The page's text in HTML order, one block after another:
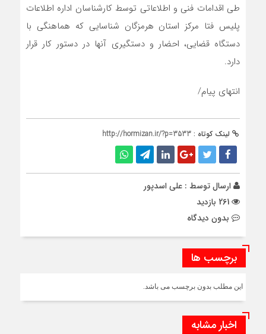
طی اقدامات فنی و اطلاعاتی توسط کارشناسان اداره اطلاعات
پلیس فتا مرکز استان هرمزگان شناسایی که هماهنگی با
دستگاه قضایی، احضار و دستگیری آنها در دستور کار قرار
دارد.
انتهای پیام/
لینک کوتاه : http://hormizan.ir/?p=3533
ارسال توسط : علی اسدپور
بدون دیدگاه
برچسب ها
این مطلب بدون برچسب می باشد.
اخبار مشابه